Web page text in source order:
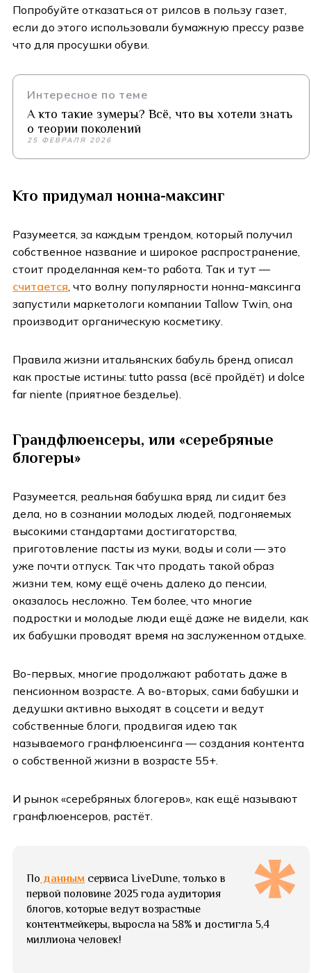
Попробуйте отказаться от рилсов в пользу газет,
если до этого использовали бумажную прессу разве
что для просушки обуви.
Интересное по теме
А кто такие зумеры? Всё, что вы хотели знать
о теории поколений
25 ФЕВРАЛЯ 2026
Кто придумал нонна-максинг
Разумеется, за каждым трендом, который получил
собственное название и широкое распространение,
стоит проделанная кем-то работа. Так и тут —
считается , что волну популярности нонна-максинга
запустили маркетологи компании Tallow Twin, она
производит органическую косметику.
Правила жизни итальянских бабуль бренд описал
как простые истины: tutto passa (всё пройдёт) и dolce
far niente (приятное безделье).
Грандфлюенсеры, или «серебряные
блогеры»
Разумеется, реальная бабушка вряд ли сидит без
дела, но в сознании молодых людей, подгоняемых
высокими стандартами достигаторства,
приготовление пасты из муки, воды и соли — это
уже почти отпуск. Так что продать такой образ
жизни тем, кому ещё очень далеко до пенсии,
оказалось несложно. Тем более, что многие
подростки и молодые люди ещё даже не видели, как
их бабушки проводят время на заслуженном отдыхе.
Во-первых, многие продолжают работать даже в
пенсионном возрасте. А во-вторых, сами бабушки и
дедушки активно выходят в соцсети и ведут
собственные блоги, продвигая идею так
называемого гранфлюенсинга — создания контента
о собственной жизни в возрасте 55+.
И рынок «серебряных блогеров», как ещё называют
гранфлюенсеров, растёт.
По данным сервиса LiveDune, только в
первой половине 2025 года аудитория
блогов, которые ведут возрастные
контентмейкеры, выросла на 58% и достигла 5,4
миллиона человек!